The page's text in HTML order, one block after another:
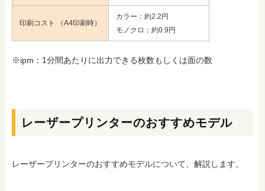
印刷コスト （A4印刷時）
カラー：約2.2円
モノクロ：約0.9円
※ipm：1分間あたりに出力できる枚数もしくは面の数
レーザープリンターのおすすめモデル
レーザープリンターのおすすめモデルについて、解説します。